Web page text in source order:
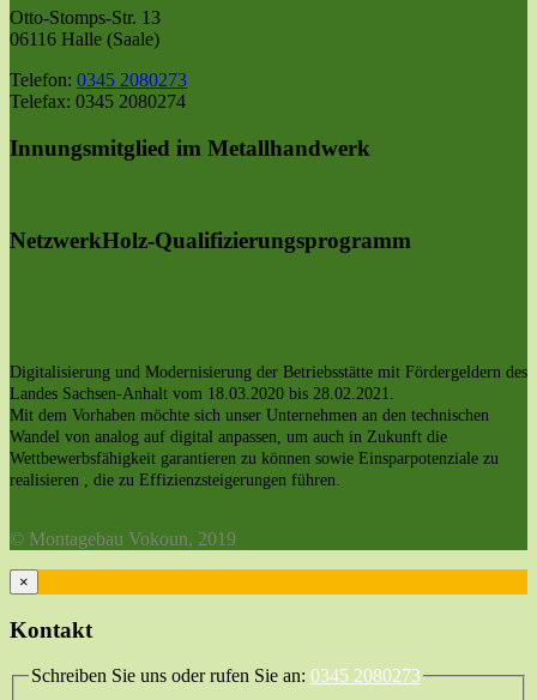
Otto-Stomps-Str. 13
06116 Halle (Saale)
Telefon: 0345 2080273
Telefax: 0345 2080274
Innungsmitglied im Metallhandwerk
NetzwerkHolz-Qualifizierungsprogramm
Digitalisierung und Modernisierung der Betriebsstätte mit Fördergeldern des
Landes Sachsen-Anhalt vom 18.03.2020 bis 28.02.2021.
Mit dem Vorhaben möchte sich unser Unternehmen an den technischen
Wandel von analog auf digital anpassen, um auch in Zukunft die
Wettbewerbsfähigkeit garantieren zu können sowie Einsparpotenziale zu
realisieren , die zu Effizienzsteigerungen führen.
© Montagebau Vokoun, 2019
×
Kontakt
Schreiben Sie uns oder rufen Sie an: 0345 2080273